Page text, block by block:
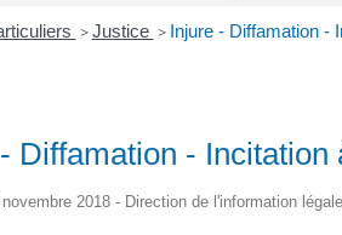
> Justice > Injure - Diffamation -
Diffamation - Incitation
2018 - Direction de l'information